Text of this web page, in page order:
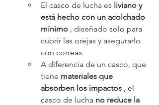
El casco de lucha es liviano y
está hecho con un acolchado
mínimo , diseñado solo para
cubrir las orejas y asegurarlo
con correas.
A diferencia de un casco, que
tiene materiales que
absorben los impactos , el
casco de lucha no reduce la